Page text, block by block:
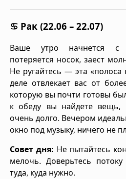
♋ Рак (22.06 – 22.07)
Ваше утро начнется с
потеряется носок, заест
Не ругайтесь — эта
деле отвлекает вас от
которую вы почти готовы
к обеду вы найдете вещь,
очень долго. Вечером
окно под музыку, ничего не
Совет дня: Не пытайтесь
мелочь. Доверьтесь
туда, куда нужно.